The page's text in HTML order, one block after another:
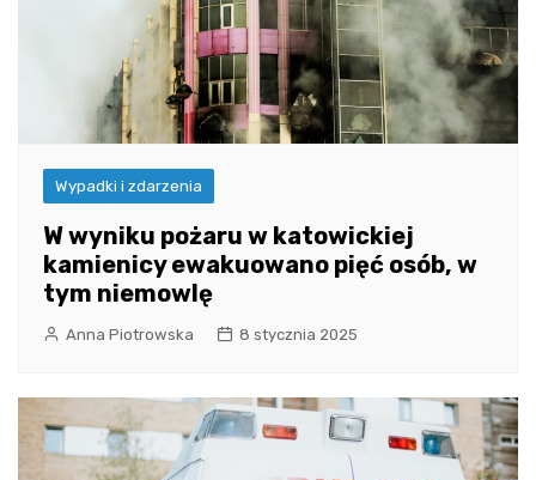
Wypadki i zdarzenia
W wyniku pożaru w katowickiej
kamienicy ewakuowano pięć osób, w
tym niemowlę
Anna Piotrowska 8 stycznia 2025